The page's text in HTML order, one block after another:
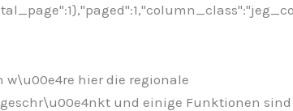
w\u00e4re hier die regionale
und einige Funktionen sind